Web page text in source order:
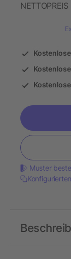
NETTOPREIS
Muster